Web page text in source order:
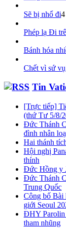
Sẽ bị nhổ đi
Phép lạ Đi
Bánh hóa
Chết vì sứ vụ
Tin
[Trực tiếp]
(thứ Tư 5/8/
Đức Thánh
đình nhân
Hai thánh
Hội nghị
thính
Đức Hồng y
Đức Thánh
Trung Quốc
Công bố Bài
giới Seoul
ĐHY Parolin
tham nhũng